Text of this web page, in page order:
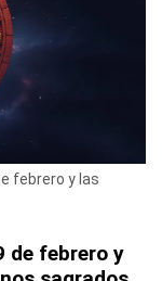
febrero y las
de febrero y